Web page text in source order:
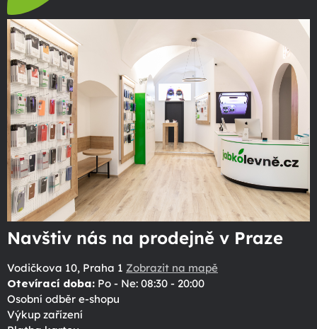
Navštiv nás na prodejně v Praze
Vodičkova 10, Praha 1 Zobrazit na mapě
Otevírací doba: Po - Ne: 08:30 - 20:00
Osobní odběr e-shopu
Výkup zařízení